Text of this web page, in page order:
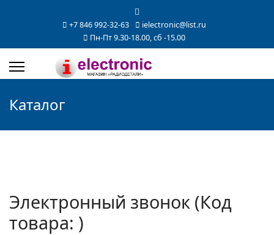
+7 846 992-32-63
ielectronic@list.ru
Пн-Пт 9.30-18.00, сб -15.00
Каталог
Электронный звонок (Код
товара: )